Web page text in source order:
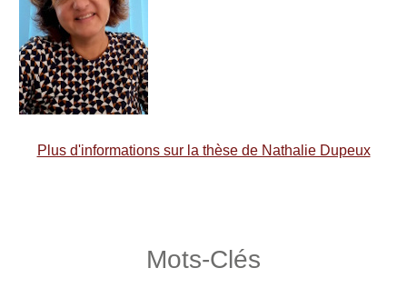
Plus d'informations sur la thèse de Nathalie Dupeux
Mots-Clés